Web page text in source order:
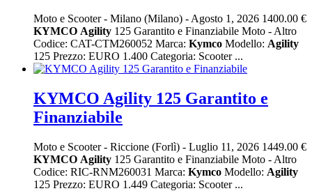
Moto e Scooter- Milano (Milano) - Agosto 1, 2026 1400.00 €
KYMCO Agility 125 Garantito e Finanziabile Moto - Altro
Codice: CAT-CTM260052 Marca: Kymco Modello: Agility
125 Prezzo: EURO 1.400 Categoria: Scooter ...
KYMCO Agility 125 Garantito e
Finanziabile
Moto e Scooter- Riccione (Forlì) - Luglio 11, 2026 1449.00 €
KYMCO Agility 125 Garantito e Finanziabile Moto - Altro
Codice: RIC-RNM260031 Marca: Kymco Modello: Agility
125 Prezzo: EURO 1.449 Categoria: Scooter ...